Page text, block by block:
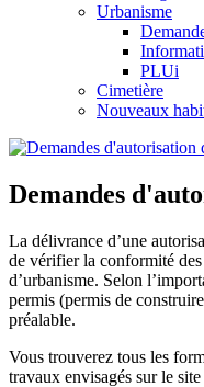
Urbanisme
PLUi
Cimetière
Nouveaux
Demandes
La délivrance d’une
de vérifier la conformité
d’urbanisme. Selon
permis (permis de
préalable.
Vous trouverez tous les
travaux envisagés sur le site